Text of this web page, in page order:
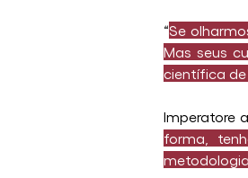
“Se
Mas seus
científica de
Imperatore
forma,